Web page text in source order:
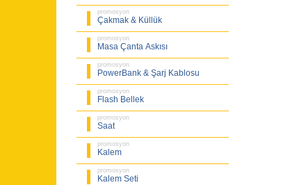
promosyon
Çakmak & Küllük
promosyon
Masa Çanta Askısı
promosyon
PowerBank & Şarj Kablosu
promosyon
Flash Bellek
promosyon
Saat
promosyon
Kalem
promosyon
Kalem Seti